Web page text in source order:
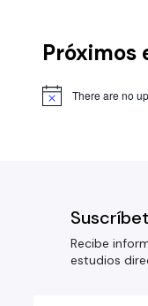
Próximos
There are no
Recibe
estudios